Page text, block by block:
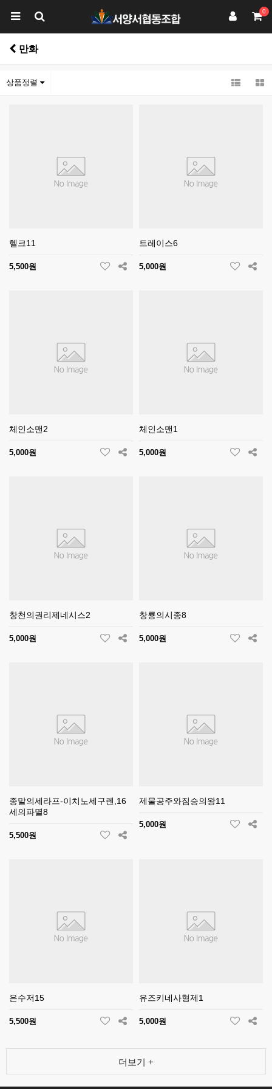
0
만화
상품정렬
헬크11
5,500원
트레이스6
5,000원
체인소맨2
5,000원
체인소맨1
5,000원
창천의권리제네시스2
5,000원
창룡의시종8
5,000원
종말의세라프-이치노세구렌,16
세의파멸8
5,500원
제물공주와짐승의왕11
5,000원
은수저15
5,500원
유즈키네사형제1
5,000원
더보기 +